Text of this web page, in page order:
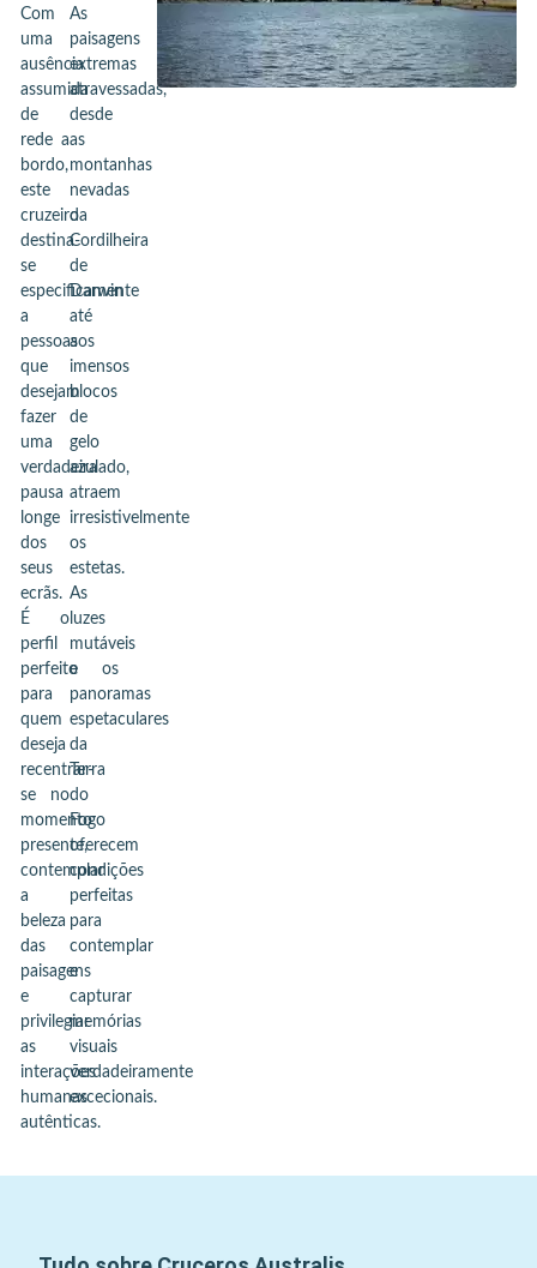
Com
uma
ausência
assumida
de
rede a
bordo,
este
cruzeiro
destina-
se
especificamente
a
pessoas
que
desejam
fazer
uma
verdadeira
pausa
longe
dos
seus
ecrãs.
É o
perfil
perfeito
para
quem
deseja
recentrar-
se no
momento
presente,
contemplar
a
beleza
das
paisagens
e
privilegiar
as
interações
humanas
autênticas.
As
paisagens
extremas
atravessadas,
desde
as
montanhas
nevadas
da
Cordilheira
de
Darwin
até
aos
imensos
blocos
de
gelo
azulado,
atraem
irresistivelmente
os
estetas.
As
luzes
mutáveis
e os
panoramas
espetaculares
da
Terra
do
Fogo
oferecem
condições
perfeitas
para
contemplar
e
capturar
memórias
visuais
verdadeiramente
excecionais.